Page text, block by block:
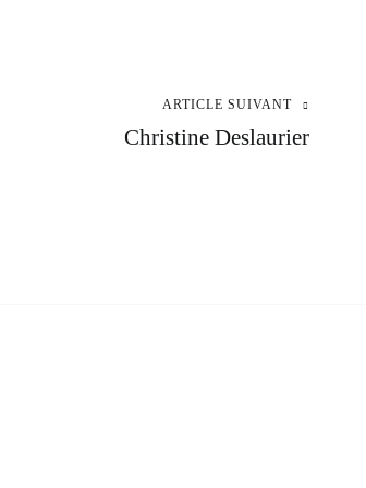
ARTICLE SUIVANT
Christine Deslaurier